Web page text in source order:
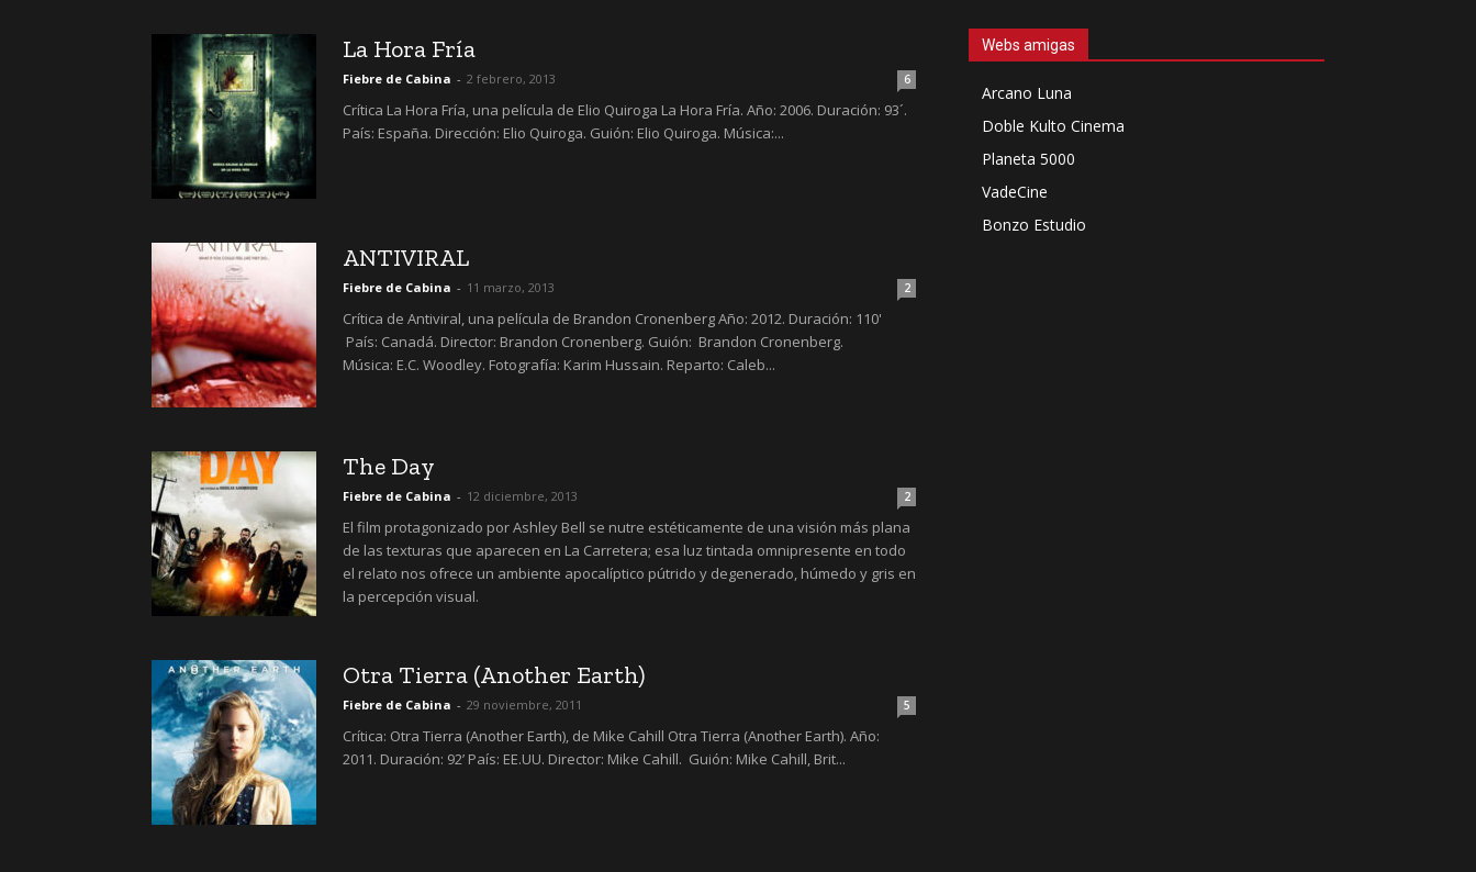
La Hora Fría
Fiebre de Cabina - 2 febrero, 2013 6
Crítica La Hora Fría, una película de Elio Quiroga La Hora Fría. Año: 2006. Duración: 93´.
País: España. Dirección: Elio Quiroga. Guión: Elio Quiroga. Música:...
ANTIVIRAL
Fiebre de Cabina - 11 marzo, 2013 2
Crítica de Antiviral, una película de Brandon Cronenberg Año: 2012. Duración: 110'
País: Canadá. Director: Brandon Cronenberg. Guión: Brandon Cronenberg.
Música: E.C. Woodley. Fotografía: Karim Hussain. Reparto: Caleb...
The Day
Fiebre de Cabina - 12 diciembre, 2013 2
El film protagonizado por Ashley Bell se nutre estéticamente de una visión más plana
de las texturas que aparecen en La Carretera; esa luz tintada omnipresente en todo
el relato nos ofrece un ambiente apocalíptico pútrido y degenerado, húmedo y gris en
la percepción visual.
Otra Tierra (Another Earth)
Fiebre de Cabina - 29 noviembre, 2011 5
Crítica: Otra Tierra (Another Earth), de Mike Cahill Otra Tierra (Another Earth). Año:
2011. Duración: 92’ País: EE.UU. Director: Mike Cahill. Guión: Mike Cahill, Brit...
Webs amigas
Arcano Luna
Doble Kulto Cinema
Planeta 5000
VadeCine
Bonzo Estudio